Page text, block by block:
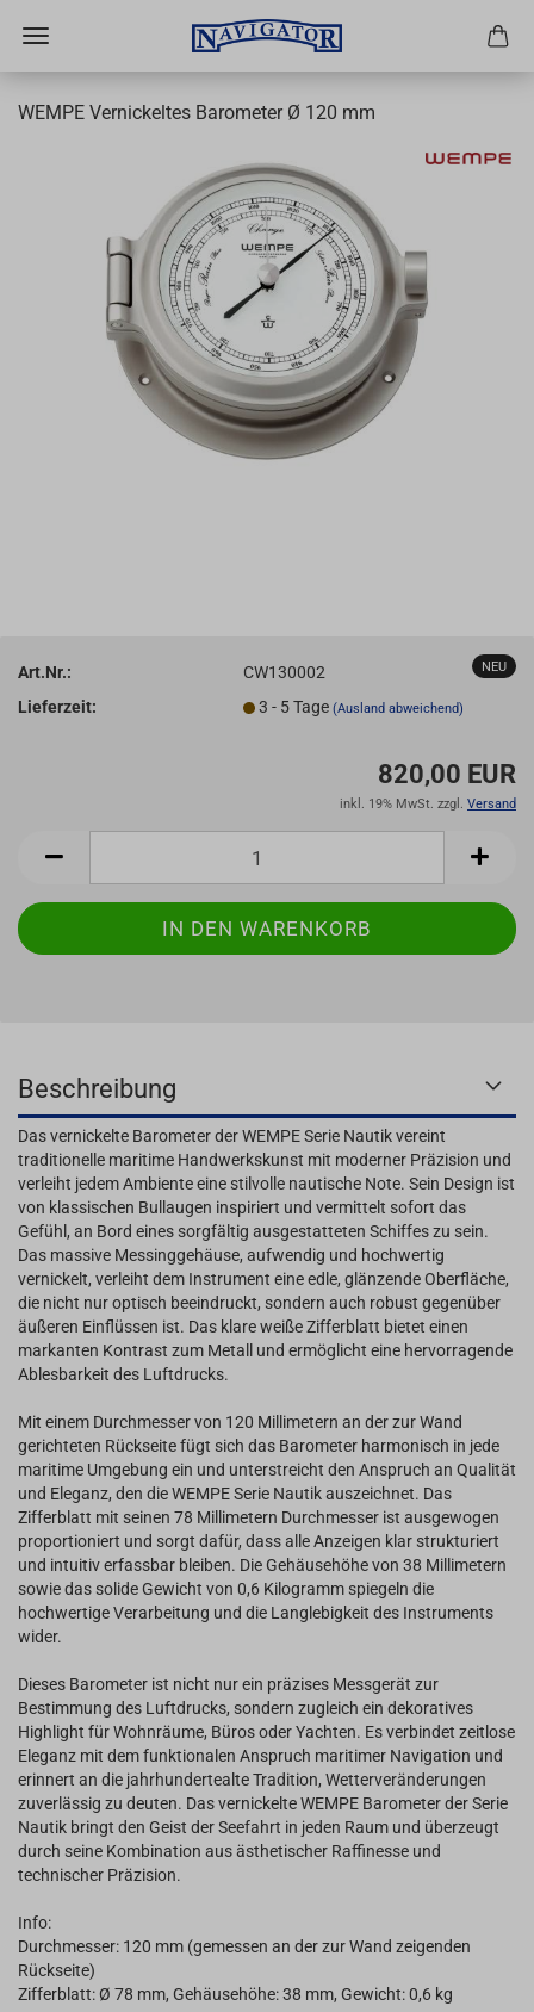
WEMPE Vernickeltes Barometer Ø 120 mm
NEU
Art.Nr.:
CW130002
Lieferzeit:
3 - 5 Tage(Ausland abweichend)
820,00 EUR
inkl. 19% MwSt. zzgl. Versand
Beschreibung
Das vernickelte Barometer der WEMPE Serie Nautik vereint
traditionelle maritime Handwerkskunst mit moderner Präzision und
verleiht jedem Ambiente eine stilvolle nautische Note. Sein Design ist
von klassischen Bullaugen inspiriert und vermittelt sofort das
Gefühl, an Bord eines sorgfältig ausgestatteten Schiffes zu sein.
Das massive Messinggehäuse, aufwendig und hochwertig
vernickelt, verleiht dem Instrument eine edle, glänzende Oberfläche,
die nicht nur optisch beeindruckt, sondern auch robust gegenüber
äußeren Einflüssen ist. Das klare weiße Zifferblatt bietet einen
markanten Kontrast zum Metall und ermöglicht eine hervorragende
Ablesbarkeit des Luftdrucks.
Mit einem Durchmesser von 120 Millimetern an der zur Wand
gerichteten Rückseite fügt sich das Barometer harmonisch in jede
maritime Umgebung ein und unterstreicht den Anspruch an Qualität
und Eleganz, den die WEMPE Serie Nautik auszeichnet. Das
Zifferblatt mit seinen 78 Millimetern Durchmesser ist ausgewogen
proportioniert und sorgt dafür, dass alle Anzeigen klar strukturiert
und intuitiv erfassbar bleiben. Die Gehäusehöhe von 38 Millimetern
sowie das solide Gewicht von 0,6 Kilogramm spiegeln die
hochwertige Verarbeitung und die Langlebigkeit des Instruments
wider.
Dieses Barometer ist nicht nur ein präzises Messgerät zur
Bestimmung des Luftdrucks, sondern zugleich ein dekoratives
Highlight für Wohnräume, Büros oder Yachten. Es verbindet zeitlose
Eleganz mit dem funktionalen Anspruch maritimer Navigation und
erinnert an die jahrhundertealte Tradition, Wetterveränderungen
zuverlässig zu deuten. Das vernickelte WEMPE Barometer der Serie
Nautik bringt den Geist der Seefahrt in jeden Raum und überzeugt
durch seine Kombination aus ästhetischer Raffinesse und
technischer Präzision.
Info:
Durchmesser: 120 mm (gemessen an der zur Wand zeigenden
Rückseite)
Zifferblatt: Ø 78 mm, Gehäusehöhe: 38 mm, Gewicht: 0,6 kg